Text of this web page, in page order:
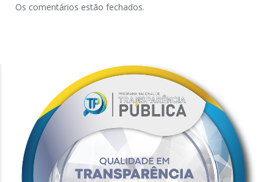
Os comentários estão fechados.